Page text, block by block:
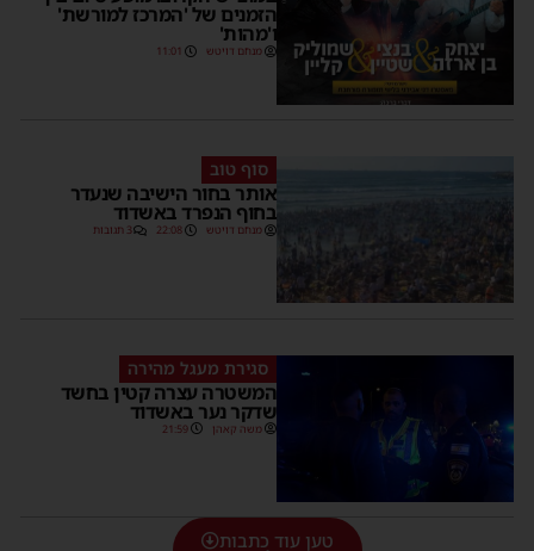
הזמנים של 'המרכז למורשת'
ו'מהות'
מנחם דויטש 11:01
סוף טוב
אותר בחור הישיבה שנעדר
בחוף הנפרד באשדוד
מנחם דויטש 22:08 3 תגובות
סגירת מעגל מהירה
המשטרה עצרה קטין בחשד
שדקר נער באשדוד
משה קאהן 21:59
טען עוד כתבות